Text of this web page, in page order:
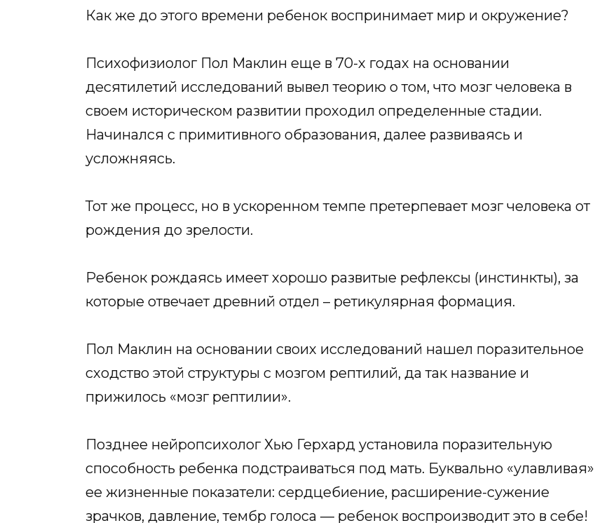
Как же до этого времени ребенок воспринимает мир и окружение?
Психофизиолог Пол Маклин еще в 70-х годах на основании
десятилетий исследований вывел теорию о том, что мозг человека в
своем историческом развитии проходил определенные стадии.
Начинался с примитивного образования, далее развиваясь и
усложняясь.
Тот же процесс, но в ускоренном темпе претерпевает мозг человека от
рождения до зрелости.
Ребенок рождаясь имеет хорошо развитые рефлексы (инстинкты), за
которые отвечает древний отдел – ретикулярная формация.
Пол Маклин на основании своих исследований нашел поразительное
сходство этой структуры с мозгом рептилий, да так название и
прижилось «мозг рептилии».
Позднее нейропсихолог Хью Герхард установила поразительную
способность ребенка подстраиваться под мать. Буквально «улавливая»
ее жизненные показатели: сердцебиение, расширение-сужение
зрачков, давление, тембр голоса — ребенок воспроизводит это в себе!